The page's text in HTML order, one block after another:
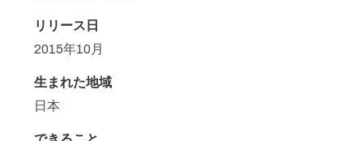
リリース日
2015年10月
生まれた地域
日本